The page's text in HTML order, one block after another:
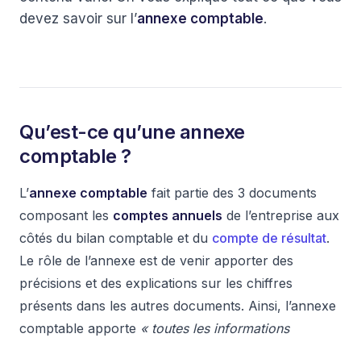
devez savoir sur l’annexe comptable.
Qu’est-ce qu’une annexe
comptable ?
L’annexe comptable fait partie des 3 documents
composant les comptes annuels de l’entreprise aux
côtés du bilan comptable et du compte de résultat.
Le rôle de l’annexe est de venir apporter des
précisions et des explications sur les chiffres
présents dans les autres documents. Ainsi, l’annexe
comptable apporte « toutes les informations